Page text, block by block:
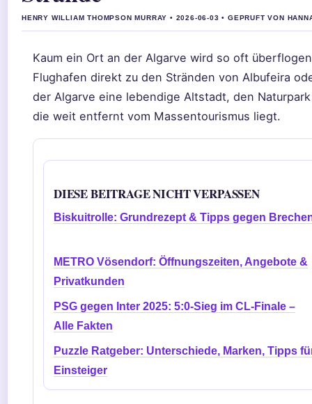
HENRY WILLIAM THOMPSON MURRAY • 2026-06-03 • GEPRUFT VON
Kaum ein Ort an der Algarve wird so oft
Flughafen direkt zu den Stränden von Albufeira
der Algarve eine lebendige Altstadt, den
die weit entfernt vom Massentourismus liegt.
DIESE BEITRAGE NICHT VERPASSEN
Biskuitrolle: Grundrezept & Tipps gegen
METRO Vösendorf: Öffnungszeiten, Angebote &
Privatkunden
PSG gegen Inter 2025: 5:0-Sieg im CL-Finale –
Alle Fakten
Puzzle Ratgeber: Unterschiede, Marken, Tipps
Einsteiger